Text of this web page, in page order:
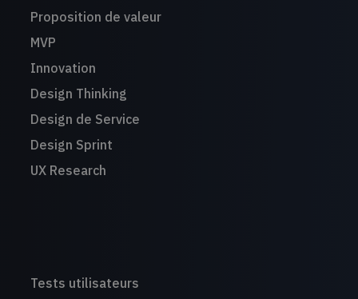
Proposition de valeur
MVP
Innovation
Design Thinking
Design de Service
Design Sprint
UX Research
Tests utilisateurs